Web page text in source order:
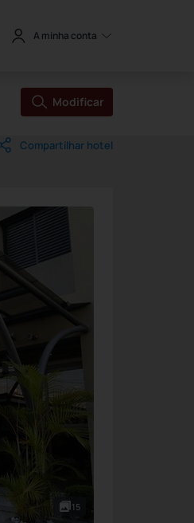
A minha conta
Modificar
Compartilhar hotel
15